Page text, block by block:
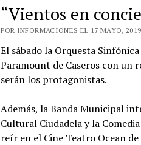
“Vientos en
POR INFORMACIONES EL 17 MAYO,
El sábado la Orquesta
Paramount de Caseros con
serán los protagonistas.
Además, la Banda Municipal
Cultural Ciudadela y la
reír en el Cine Teatro Ocean de